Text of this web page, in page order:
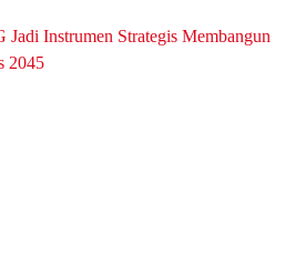
Jadi Instrumen Strategis Membangun
2045